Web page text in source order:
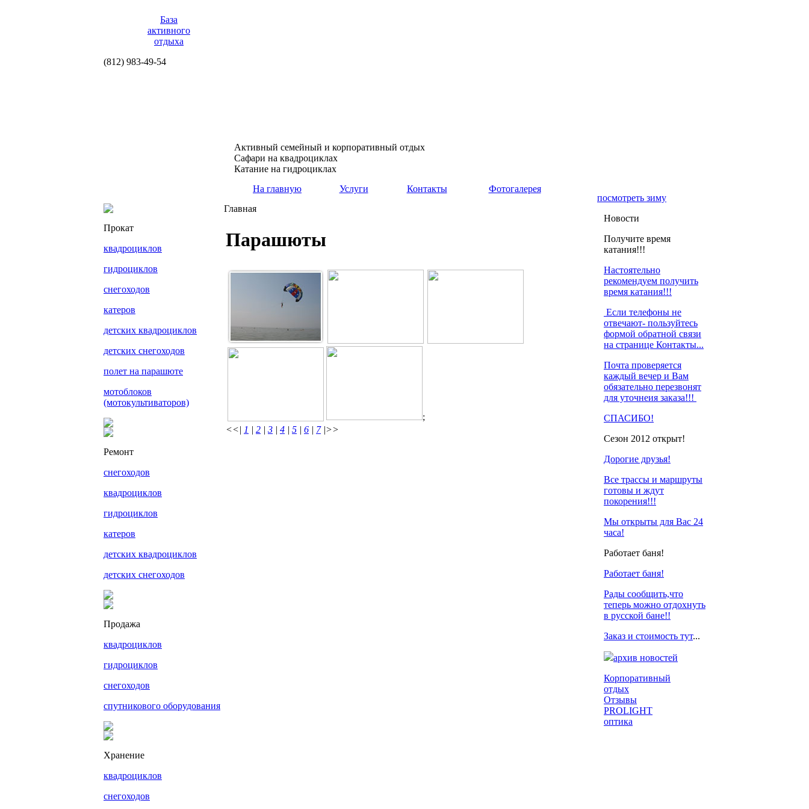
База
активного
отдыха
(812) 983-49-54
Активный семейный и корпоративный отдых
Сафари на квадроциклах
Катание на гидроциклах
На главную
Услуги Контакты
Фотогалерея
посмотреть зиму
Прокат
квадроциклов
гидроциклов
снегоходов
катеров
детских квадроциклов
детских снегоходов
полет на парашюте
мотоблоков
(мотокультиваторов)
Ремонт
снегоходов
квадроциклов
гидроциклов
катеров
детских квадроциклов
детских снегоходов
Продажа
квадроциклов
гидроциклов
снегоходов
спутникового оборудования
Хранение
квадроциклов
снегоходов
Главная
Парашюты
;
<<| 1 | 2 | 3 | 4 | 5 | 6 | 7|>>
Новости
Получите время
катания!!!
Настоятельно
рекомендуем получить
время катания!!!
Если телефоны не
отвечают- пользуйтесь
формой обратной связи
на странице Контакты...
Почта проверяется
каждый вечер и Вам
обязательно перезвонят
для уточнеия заказа!!!
СПАСИБО!
Сезон 2012 открыт!
Дорогие друзья!
Все трассы и маршруты
готовы и ждут
покорения!!!
Мы открыты для Вас 24
часа!
Работает баня!
Работает баня!
Рады сообщить,что
теперь можно отдохнуть
в русской бане!!
Заказ и стоимость тут...
архив новостей
Корпоративный
отдых
Отзывы
PROLIGHT
оптика